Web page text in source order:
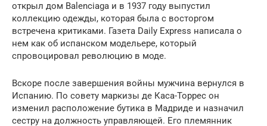
открыл дом Balenciaga и в 1937 году выпустил
коллекцию одежды, которая была с восторгом
встречена критиками. Газета Daily Express написала о
нем как об испанском модельере, который
спровоцировал революцию в моде.
Вскоре после завершения войны мужчина вернулся в
Испанию. По совету маркизы де Каса-Торрес он
изменил расположение бутика в Мадриде и назначил
сестру на должность управляющей. Его племянник